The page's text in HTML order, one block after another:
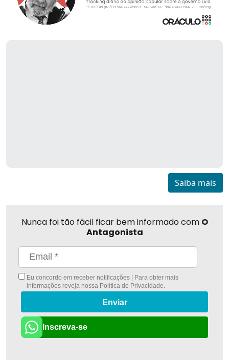
Saiba mais
Nunca foi tão fácil ficar bem informado com O
Antagonista
Eu concordo em receber notificações | Para obter mais
informações reveja nossa Política de Privacidade
Enviar
Inscreva-se